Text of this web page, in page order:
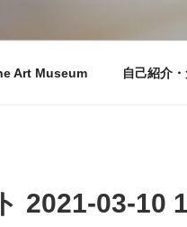
Art Museum 自己紹介
2021-03-10